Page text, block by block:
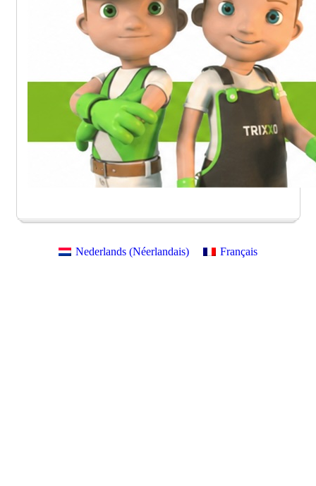
Nederlands (Néerlandais) Français